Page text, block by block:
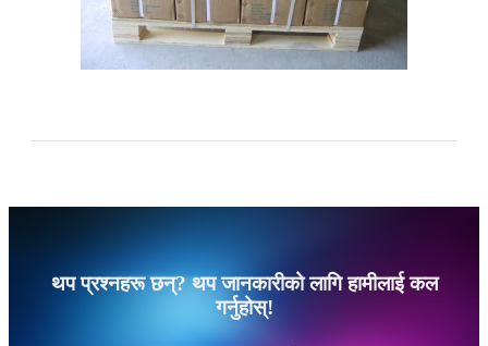
थप प्रश्नहरू छन्? थप जानकारीको लागि हामीलाई कल
गर्नुहोस्!